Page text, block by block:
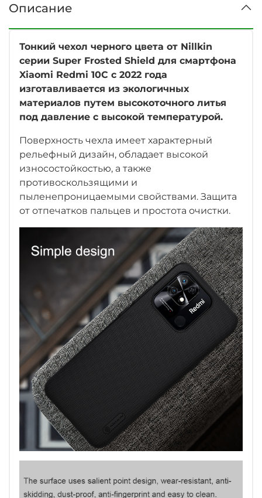
Описание
Тонкий чехол черного цвета от Nillkin
серии Super Frosted Shield для смартфона
Xiaomi Redmi 10C с 2022 года
изготавливается из экологичных
материалов путем высокоточного литья
под давление с высокой температурой.
Поверхность чехла имеет характерный
рельефный дизайн, обладает высокой
износостойкостью, а также
противоскользящими и
пыленепроницаемыми свойствами. Защита
от отпечатков пальцев и простота очистки.